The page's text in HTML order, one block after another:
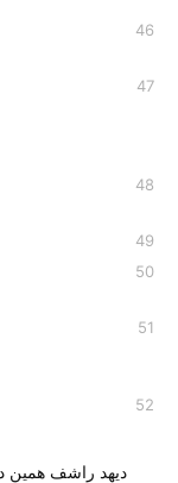
دیهد راشف همین